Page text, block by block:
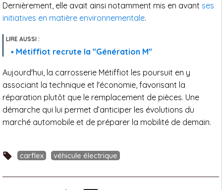
Dernièrement, elle avait ainsi notamment mis en avant ses
initiatives en matière environnementale.
Métiffiot recrute la "Génération M"
Aujourd'hui, la carrosserie Métiffiot les poursuit en y
associant la technique et l'économie, favorisant la
réparation plutôt que le remplacement de pièces. Une
démarche qui lui permet d’anticiper les évolutions du
marché automobile et de préparer la mobilité de demain.
carflex véhicule électrique